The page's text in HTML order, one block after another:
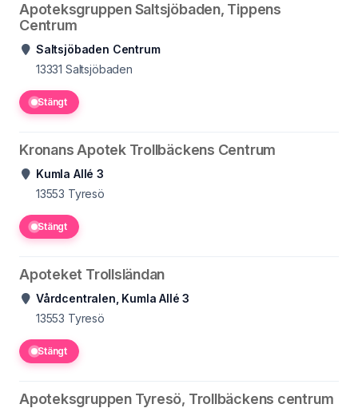
Apoteksgruppen Saltsjöbaden, Tippens
Centrum
Saltsjöbaden Centrum
13331 Saltsjöbaden
Stängt
Kronans Apotek Trollbäckens Centrum
Kumla Allé 3
13553 Tyresö
Stängt
Apoteket Trollsländan
Vårdcentralen, Kumla Allé 3
13553 Tyresö
Stängt
Apoteksgruppen Tyresö, Trollbäckens centrum